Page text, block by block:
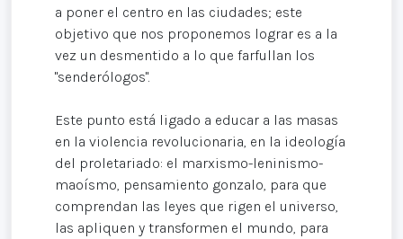
a poner el centro en las ciudades; este
objetivo que nos proponemos lograr es a la
vez un desmentido a lo que farfullan los
"senderólogos".
Este punto está ligado a educar a las masas
en la violencia revolucionaria, en la ideología
del proletariado: el marxismo-leninismo-
maoísmo, pensamiento gonzalo, para que
comprendan las leyes que rigen el universo,
las apliquen y transformen el mundo, para